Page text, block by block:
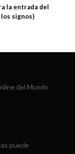
la entrada del
signos)
del Mundo
puede